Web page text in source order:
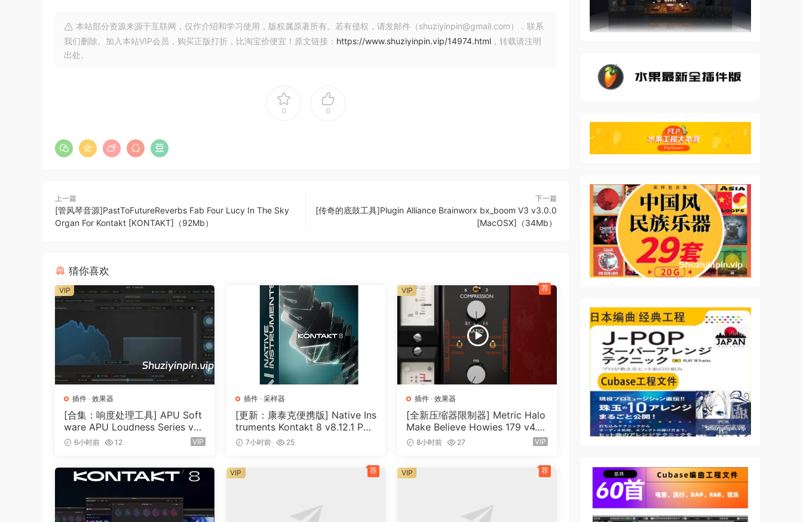
– 无需
Kontakt 或第 3 方采样器 – 访问 20 种不同的奏法，包括巴掌
– Includes Clean DI and 5 mix-ready tones
– No Kontakt or 3rd party sampler required
P2P
🏠 HomePage
本站部分资源来源于互联网，仅作介绍和学习使用，版权属原著所有。若有侵权，请发邮件（shuziyinpin@gmail.com），联系
我们删除。加入本站VIP会员，购买正版打折，比淘宝价便宜！原文链接： https://www.shuziyinpin.vip/14974.html ，转载请注明
出处。
0 0
上一篇
[管风琴音源]PastToFutureReverbs Fab Four Lucy In The Sky
Organ For Kontakt [KONTAKT]（92Mb）
下一篇
[传奇的底鼓工具]Plugin Alliance Brainworx bx_boom V3 v3.0.0
[MacOSX]（34Mb）
猜你喜欢
插件 · 效果器
[合集：响度处理工具] APU Soft
ware APU Loudness Series v5.
7.0 Incl Keygen-R2R [WiN]（5
6小时前 12 VIP
VIP
插件· 采样器
[更新：康泰克便携版] Native Ins
truments Kontakt 8 v8.12.1 POR
TABLE-vkDanilov [WiN]（1.25
7小时前 25
插件 ·效果器
[全新压缩器限制器] Metric Halo
Make Believe Howies 179 v4.1.1
7-R2R [WiN]（30.0MB）
8小时前 27 VIP
VIP 荐
VIP 荐 VIP 荐